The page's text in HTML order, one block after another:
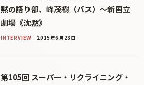
黙の語り部、峰茂樹（バス）〜新国立
劇場《沈黙》
INTERVIEW 2015年6月28日
第105回 スーパー・リクライニング・